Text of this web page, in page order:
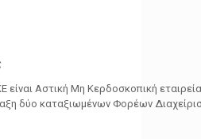
Αστική Μη Κερδοσκοπική
δύο καταξιωμένων Φορέων